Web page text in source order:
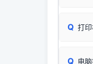
🛡️ 本站
该报错
Q 打
Q 电